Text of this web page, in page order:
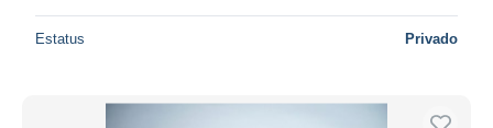
Estatus Privado